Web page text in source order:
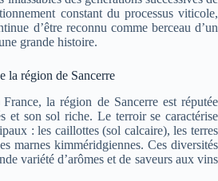
constant du processus viticole,
d’être reconnu comme berceau d’un
grande histoire.
la région de Sancerre
la région de Sancerre est réputée
et son sol riche. Le terroir se caractérise
: les caillottes (sol calcaire), les terres
marnes kimméridgiennes. Ces diversités
variété d’arômes et de saveurs aux vins